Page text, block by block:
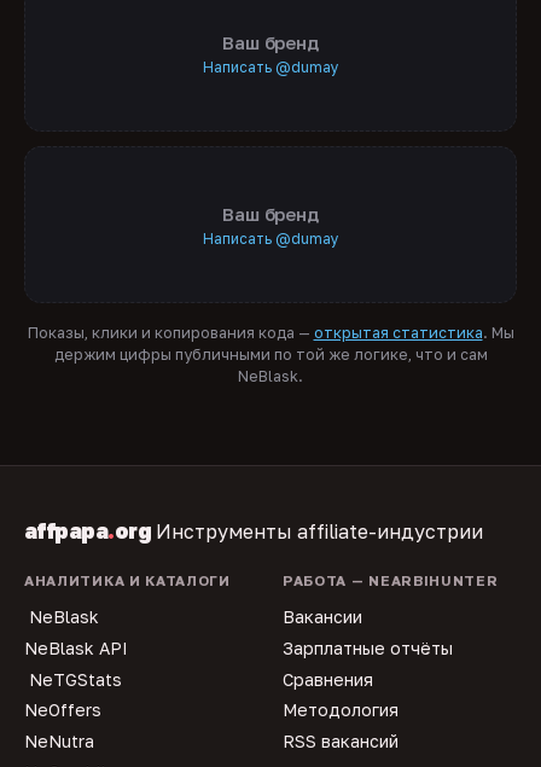
Ваш бренд
Написать @dumay
Ваш бренд
Написать @dumay
Показы, клики и копирования кода — открытая статистика. Мы
держим цифры публичными по той же логике, что и сам
NeBlask.
affpapa.org Инструменты affiliate-индустрии
АНАЛИТИКА И КАТАЛОГИ
NeBlask
NeBlask API
NeTGStats
NeOffers
NeNutra
РАБОТА — NEARBIHUNTER
Вакансии
Зарплатные отчёты
Сравнения
Методология
RSS вакансий